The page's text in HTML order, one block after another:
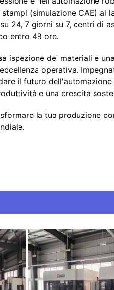
(simulazione CAE) ai
24, 7 giorni su 7, centri di
entro 48 ore.
ispezione dei materiali e
operativa.
il futuro
e una crescita
la tua produzione